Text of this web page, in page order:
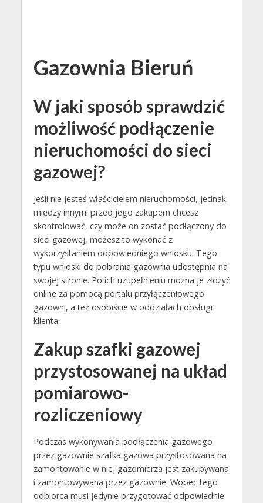
Gazownia Bieruń
W jaki sposób sprawdzić
możliwość podłączenie
nieruchomości do sieci
gazowej?
Jeśli nie jesteś właścicielem nieruchomości, jednak
między innymi przed jego zakupem chcesz
skontrolować, czy może on zostać podłączony do
sieci gazowej, możesz to wykonać z
wykorzystaniem odpowiedniego wniosku. Tego
typu wnioski do pobrania gazownia udostępnia na
swojej stronie. Po ich uzupełnieniu można je złożyć
online za pomocą portalu przyłączeniowego
gazowni, a też osobiście w oddziałach obsługi
klienta.
Zakup szafki gazowej
przystosowanej na układ
pomiarowo-
rozliczeniowy
Podczas wykonywania podłączenia gazowego
przez gazownie szafka gazowa przystosowana na
zamontowanie w niej gazomierza jest zakupywana
i zamontowywana przez gazownie. Wobec tego
odbiorca musi jedynie przygotować odpowiednie